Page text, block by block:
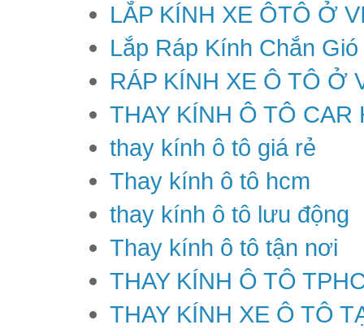
LẮP KÍNH XE ÔTÔ Ở
Lắp Ráp Kính Chắn
RÁP KÍNH XE Ô TÔ Ở
THAY KÍNH Ô TÔ CAR
thay kính ô tô giá rẻ
Thay kính ô tô hcm
thay kính ô tô lưu động
Thay kính ô tô tận nơi
THAY KÍNH Ô TÔ
THAY KÍNH XE Ô TÔ